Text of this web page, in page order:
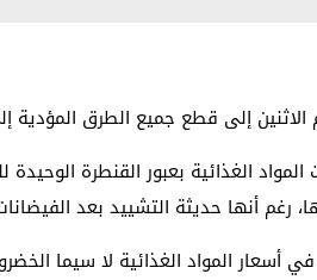
الاثنين إلى قطع جميع الطرق المؤدية
الغذائية بعبور القنطرة
أنها حديثة التشييد بعد
أسعار المواد الغذائية لا سيما